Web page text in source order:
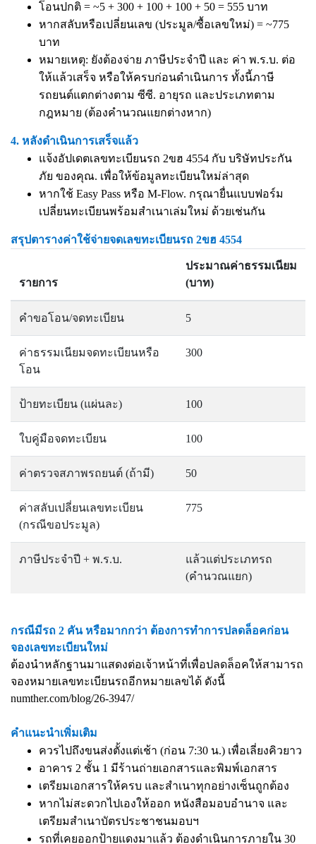
โอนปกติ = ~5 + 300 + 100 + 100 + 50 = 555 บาท
หากสลับหรือเปลี่ยนเลข (ประมูล/ซื้อเลขใหม่) = ~775
บาท
หมายเหตุ: ยังต้องจ่าย ภาษีประจำปี และ ค่า พ.ร.บ. ต่อ
ให้แล้วเสร็จ หรือให้ครบก่อนดำเนินการ ทั้งนี้ภาษี
รถยนต์แตกต่างตาม ซีซี. อายุรถ และประเภทตาม
กฎหมาย (ต้องคำนวณแยกต่างหาก)
4. หลังดำเนินการเสร็จแล้ว
แจ้งอัปเดตเลขทะเบียนรถ 2ขฮ 4554 กับ บริษัทประกัน
ภัย ของคุณ. เพื่อให้ข้อมูลทะเบียนใหม่ล่าสุด
หากใช้ Easy Pass หรือ M-Flow. กรุณายื่นแบบฟอร์ม
เปลี่ยนทะเบียนพร้อมสำเนาเล่มใหม่ ด้วยเช่นกัน
สรุปตารางค่าใช้จ่ายจดเลขทะเบียนรถ 2ขฮ 4554
รายการ
ประมาณค่าธรรมเนียม
(บาท)
คำขอโอน/จดทะเบียน 5
ค่าธรรมเนียมจดทะเบียนหรือ
โอน
300
ป้ายทะเบียน (แผ่นละ) 100
ใบคู่มือจดทะเบียน 100
ค่าตรวจสภาพรถยนต์ (ถ้ามี) 50
ค่าสลับเปลี่ยนเลขทะเบียน
(กรณีขอประมูล)
775
ภาษีประจำปี + พ.ร.บ.
แล้วแต่ประเภทรถ
(คำนวณแยก)
กรณีมีรถ 2 คัน หรือมากกว่า ต้องการทำการปลดล็อคก่อน
จองเลขทะเบียนใหม่
ต้องนำหลักฐานมาแสดงต่อเจ้าหน้าที่เพื่อปลดล็อคให้สามารถ
จองหมายเลขทะเบียนรถอีกหมายเลขได้ ดังนี้
numther.com/blog/26-3947/
คำแนะนำเพิ่มเติม
ควรไปถึงขนส่งตั้งแต่เช้า (ก่อน 7:30 น.) เพื่อเลี่ยงคิวยาว
อาคาร 2 ชั้น 1 มีร้านถ่ายเอกสารและพิมพ์เอกสาร
เตรียมเอกสารให้ครบ และสำเนาทุกอย่างเซ็นถูกต้อง
หากไม่สะดวกไปเองให้ออก หนังสือมอบอำนาจ และ
เตรียมสำเนาบัตรประชาชนมอบฯ
รถที่เคยออกป้ายแดงมาแล้ว ต้องดำเนินการภายใน 30